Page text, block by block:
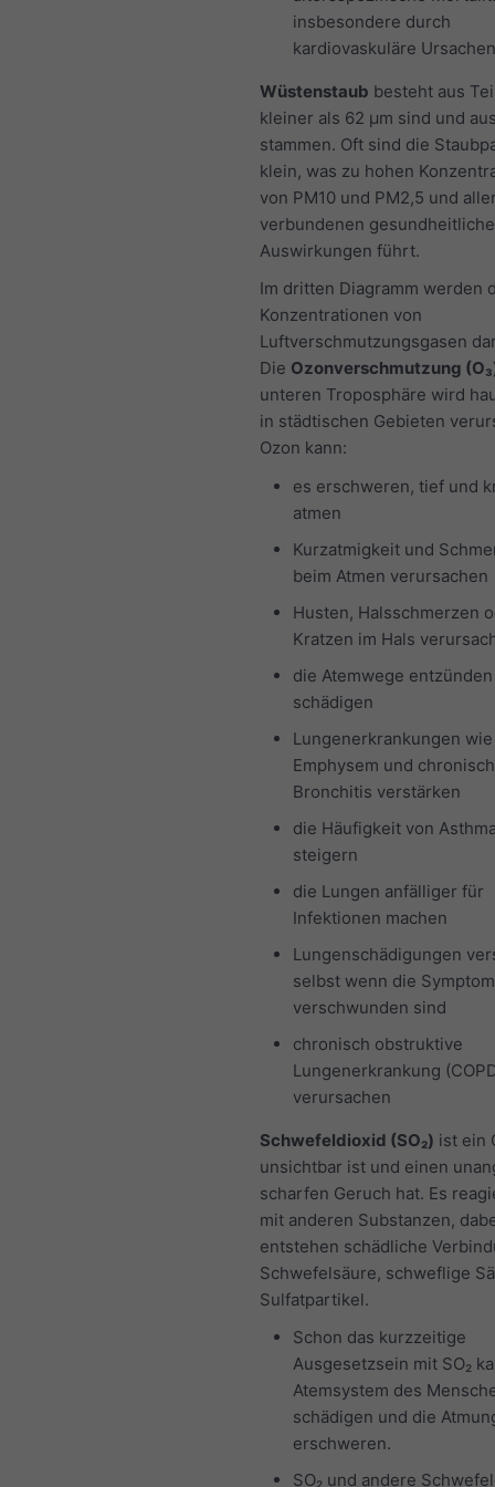
insbesondere durch
kardiovaskuläre
Wüstenstaub besteht aus
kleiner als 62 μm sind und
stammen. Oft sind die
klein, was zu hohen
von PM10 und PM2,5 und
verbundenen
Auswirkungen führt.
Im dritten Diagramm werden
Konzentrationen von
Luftverschmutzungsgasen
Die Ozonverschmutzung
unteren Troposphäre wird
in städtischen Gebieten
Ozon kann:
es erschweren, tief und
atmen
Kurzatmigkeit und
beim Atmen verursachen
Husten, Halsschmerzen
Kratzen im Hals
die Atemwege
schädigen
Lungenerkrankungen
Emphysem und
Bronchitis verstärken
die Häufigkeit von
steigern
die Lungen anfälliger für
Infektionen machen
Lungenschädigungen
selbst wenn die
verschwunden sind
chronisch obstruktive
Lungenerkrankung
verursachen
Schwefeldioxid (SO₂) ist ein
unsichtbar ist und einen
scharfen Geruch hat. Es
mit anderen Substanzen,
entstehen schädliche
Schwefelsäure, schweflige
Sulfatpartikel.
Schon das kurzzeitige
Ausgesetzsein mit SO₂
Atemsystem des
schädigen und die
erschweren.
SO₂ und andere